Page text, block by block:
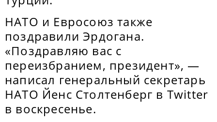
НАТО и Евросоюз также
поздравили Эрдогана.
«Поздравляю вас с
переизбранием, президент», —
написал генеральный секретарь
НАТО Йенс Столтенберг в Twitter
в воскресенье.